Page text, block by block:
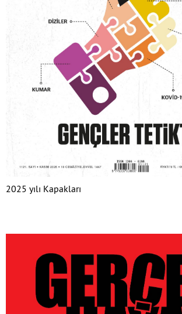
2025 yılı Kapakları